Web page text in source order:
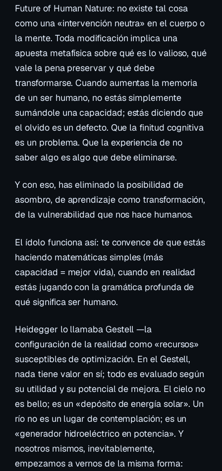
Future of Human Nature: no existe tal cosa
como una «intervención neutra» en el cuerpo o
la mente. Toda modificación implica una
apuesta metafísica sobre qué es lo valioso, qué
vale la pena preservar y qué debe
transformarse. Cuando aumentas la memoria
de un ser humano, no estás simplemente
sumándole una capacidad; estás diciendo que
el olvido es un defecto. Que la finitud cognitiva
es un problema. Que la experiencia de no
saber algo es algo que debe eliminarse.
Y con eso, has eliminado la posibilidad de
asombro, de aprendizaje como transformación,
de la vulnerabilidad que nos hace humanos.
El ídolo funciona así: te convence de que estás
haciendo matemáticas simples (más
capacidad = mejor vida), cuando en realidad
estás jugando con la gramática profunda de
qué significa ser humano.
Heidegger lo llamaba Gestell —la
configuración de la realidad como «recursos»
susceptibles de optimización. En el Gestell,
nada tiene valor en sí; todo es evaluado según
su utilidad y su potencial de mejora. El cielo no
es bello; es un «depósito de energía solar». Un
río no es un lugar de contemplación; es un
«generador hidroeléctrico en potencia». Y
nosotros mismos, inevitablemente,
empezamos a vernos de la misma forma: